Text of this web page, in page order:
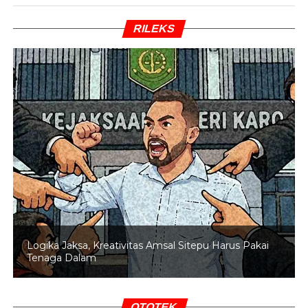
Berguinho, bola kemudian diteruskan kepada Thom
Haye melakukan satu gerakan tipu sebelum melepaskan
tembakan keras ke pojok kanan atas gawang yang gagal
dijangkau Hilman Syah.
BACA JUGA Pelatihan VAR Terus Berlanjut, Erick
Ingin Pastikan VAR di Liga pada Februari
Persib hampir menggandakan keunggulan di awal babak
kedua melalui Adam Alis. Akan tetapi, sepakan first time
sang gelandang masih mampu ditepis Hilman Syah.
PSM akhirnya menyamakan kedudukan pada menit ke-
53. Memanfaatkan situasi bola mati, Yuran Fernandes
RILEKS
Logika Jaksa, Kreativitas Amsal Sitepu Harus Pakai
Tenaga Dalam